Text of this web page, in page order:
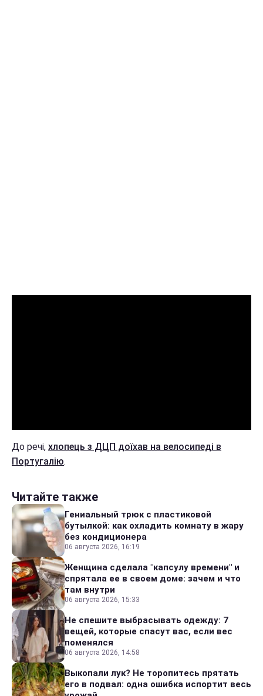
До речі, хлопець з ДЦП доїхав на велосипеді в
Португалію.
Читайте также
Гениальный трюк с пластиковой
бутылкой: как охладить комнату в жару
без кондиционера
06 августа 2026, 16:19
Женщина сделала "капсулу времени" и
спрятала ее в своем доме: зачем и что
там внутри
06 августа 2026, 15:33
Не спешите выбрасывать одежду: 7
вещей, которые спасут вас, если вес
поменялся
06 августа 2026, 14:58
Выкопали лук? Не торопитесь прятать
его в подвал: одна ошибка испортит весь